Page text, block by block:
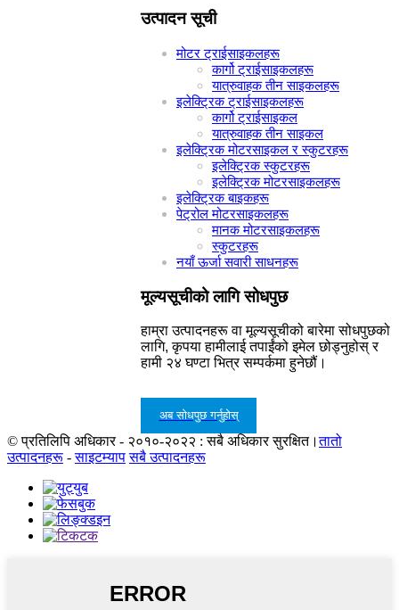
उत्पादन सूची
मोटर ट्राईसाइकलहरू
कार्गो ट्राईसाइकलहरू
यात्रुवाहक तीन साइकलहरू
इलेक्ट्रिक ट्राईसाइकलहरू
कार्गो ट्राईसाइकल
यात्रुवाहक तीन साइकल
इलेक्ट्रिक मोटरसाइकल र स्कुटरहरू
इलेक्ट्रिक स्कुटरहरू
इलेक्ट्रिक मोटरसाइकलहरू
इलेक्ट्रिक बाइकहरू
पेट्रोल मोटरसाइकलहरू
मानक मोटरसाइकलहरू
स्कुटरहरू
नयाँ ऊर्जा सवारी साधनहरू
मूल्यसूचीको लागि सोधपुछ
हाम्रा उत्पादनहरू वा मूल्यसूचीको बारेमा सोधपुछको
लागि, कृपया हामीलाई तपाईंको इमेल छोड्नुहोस् र
हामी २४ घण्टा भित्र सम्पर्कमा हुनेछौं।
अब सोधपुछ गर्नुहोस्
© प्रतिलिपि अधिकार - २०१०-२०२२ : सबै अधिकार सुरक्षित।तातो
उत्पादनहरू -साइटम्याप सबै उत्पादनहरू